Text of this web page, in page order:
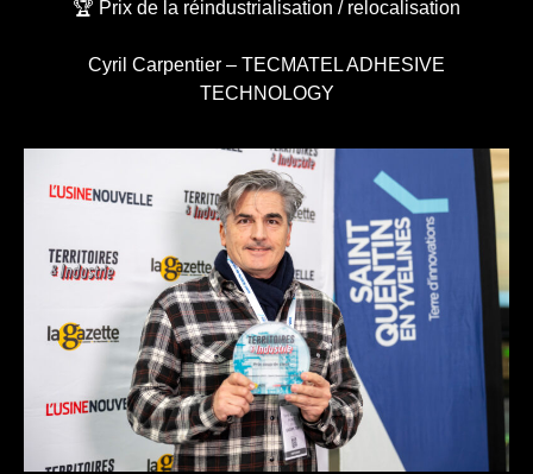
🏆 Prix de la réindustrialisation / relocalisation
Cyril Carpentier – TECMATEL ADHESIVE
TECHNOLOGY